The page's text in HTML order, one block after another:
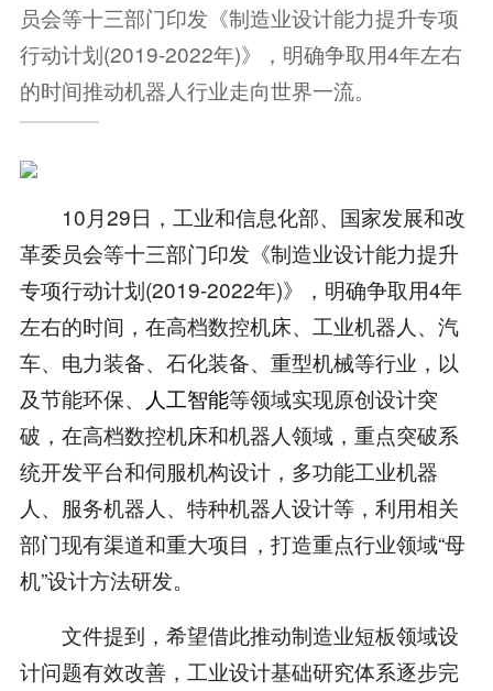
员会等十三部门印发《制造业设计能力提升专项
行动计划(2019-2022年)》，明确争取用4年左右
的时间推动机器人行业走向世界一流。
10月29日，工业和信息化部、国家发展和改
革委员会等十三部门印发《制造业设计能力提升
专项行动计划(2019-2022年)》，明确争取用4年
左右的时间，在高档数控机床、工业机器人、汽
车、电力装备、石化装备、重型机械等行业，以
及节能环保、
人工智能等领域实现原创设计突
破，在高档数控机床和机器人领域，重点突破系
统开发平台和伺服机构设计，多功能工业机器
人、服务机器人、特种机器人设计等，利用相关
部门现有渠道和重大项目，打造重点行业领域“母
机”设计方法研发。
文件提到，希望借此推动制造业短板领域设
计问题有效改善，工业设计基础研究体系逐步完